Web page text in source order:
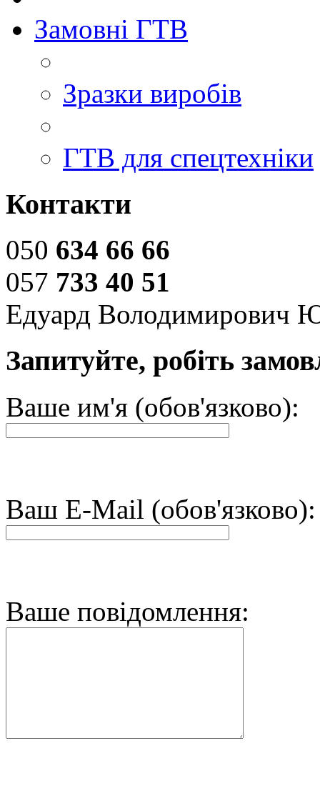
Замовні ГТВ
Зразки виробів
ГТВ для спецтехніки
Контакти
050 634 66 66
057 733 40 51
Едуард Володимирович
Запитуйте, робіть
Ваше им'я (обов'язково):
Ваш E-Mail (обов'язково):
Ваше повідомлення: